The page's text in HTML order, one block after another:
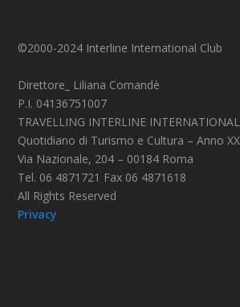
©2000-2024 Interline International Club
Direttore_ Liliana Comandè
P.I. 04136751007
TRAVELLING INTERLINE INTERNATIONAL
Quotidiano di Turismo e Cultura – Anno
Via Nazionale, 204 – 00184 Roma
Tel. 06 4871721 Fax 06 4871618
All Rights Reserved
Privacy